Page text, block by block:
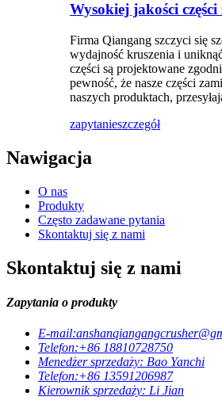
Wysokiej jakości
Firma Qiangang szczyci się
wydajność kruszenia i
części są projektowane
pewność, że nasze części
naszych produktach,
zapytanieszczegół
Nawigacja
O nas
Produkty
Często zadawane pytania
Skontaktuj się z nami
Skontaktuj się z nami
Zapytania o produkty
E-mail:
Telefon:+86 18810728750
Menedżer sprzedaży: Bao Yanchi
Telefon:+86 13591206987
Kierownik sprzedaży: Li Jian